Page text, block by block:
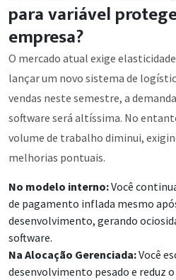
para variável
empresa?
O mercado atual exige
lançar um novo sistema de
vendas neste semestre, a
software será altíssima. No
volume de trabalho diminui,
melhorias pontuais.
No modelo interno:Você
de pagamento inflada mesmo
desenvolvimento, gerando
software.
Na Alocação Gerenciada:Você
desenvolvimento pesado e reduz